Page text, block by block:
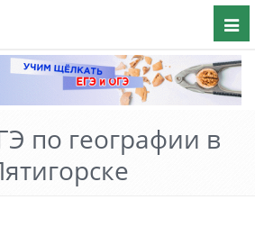
по географии в